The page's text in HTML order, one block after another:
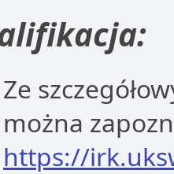
Ze
można
https://